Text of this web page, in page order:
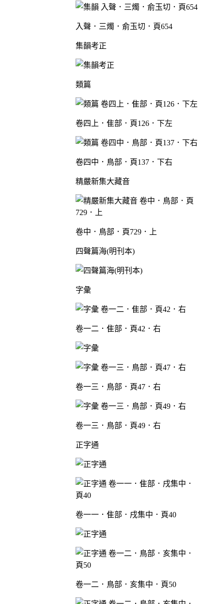
入聲．三燭．俞玉切．頁654
集韻考正
類篇
卷四上．隹部．頁126．下左
卷四中．鳥部．頁137．下右
精嚴新集大藏音
卷中．鳥部．頁729．上
四聲篇海(明刊本)
字彙
卷一二．隹部．頁42．右
卷一三．鳥部．頁47．右
卷一三．鳥部．頁49．右
正字通
卷一一．隹部．戌集中．頁40
卷一二．鳥部．亥集中．頁50